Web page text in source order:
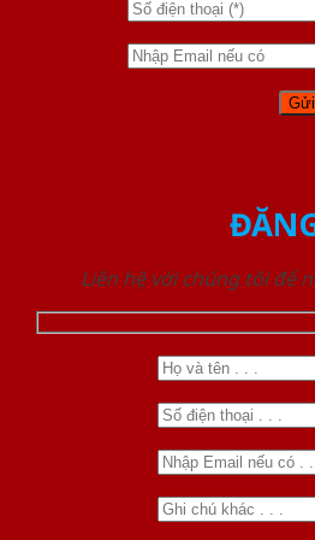
Liên hệ với chúng tôi để